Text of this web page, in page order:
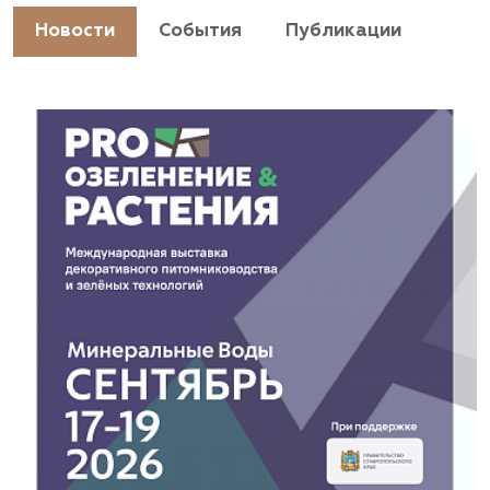
Владимирская область, Киржачский район, пос.
Знаменское
(929) 992-7100
Московская область, Каширский р-н, дер.
Барабаново
(929) 992-7100
pitomnik-kashira.ru
Новости События Публикации